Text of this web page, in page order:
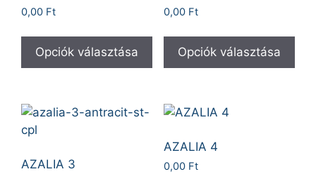
0,00 Ft
Opciók választása
0,00 Ft
Opciók választása
AZALIA 3
AZALIA 4
0,00 Ft